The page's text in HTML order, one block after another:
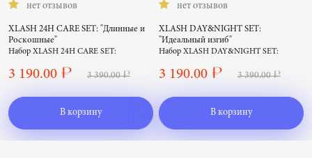
нет отзывов
XLASH 24H CARE SET: "Длинные и
Роскошные"
Набор XLASH 24H CARE SET:
3 190.00 ₽ 3 390.00 ₽
В корзину
нет отзывов
XLASH DAY&NIGHT SET:
"Идеальный изгиб"
Набор XLASH DAY&NIGHT SET:
3 190.00 ₽ 3 390.00 ₽
В корзину